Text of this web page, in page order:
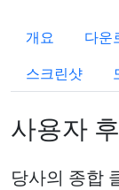
개요 다운
스크린샷
사용자
당사의 종합